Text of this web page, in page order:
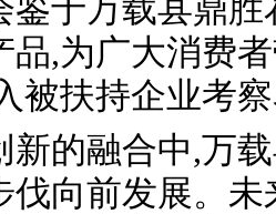
鉴于万载县鼎
品,为广大消费
被扶持企业考
新的融合中,万
伐向前发展。